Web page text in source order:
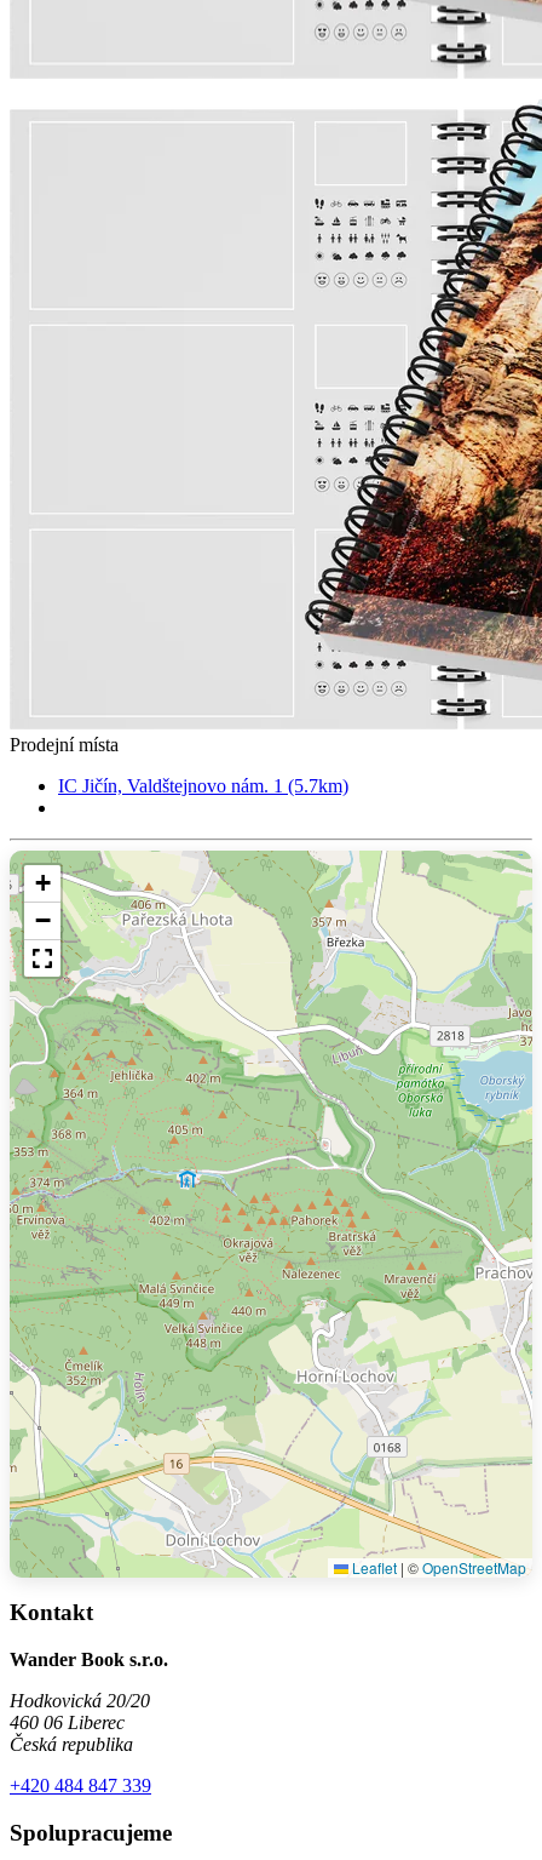
Prodejní místa
IC Jičín, Valdštejnovo nám. 1 (5.7km)
+
−
Leaflet | ©OpenStreetMap
Kontakt
Wander Book s.r.o.
Hodkovická 20/20
460 06 Liberec
Česká republika
+420 484 847 339
Spolupracujeme